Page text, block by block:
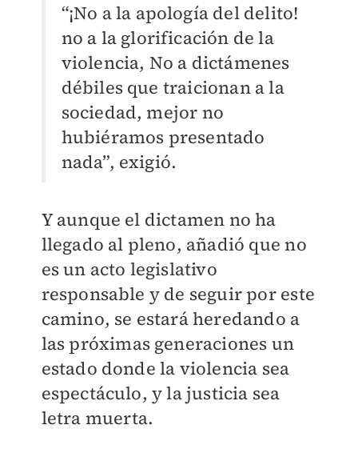
“¡No a la apología del delito!
no a la glorificación de la
violencia, No a dictámenes
débiles que traicionan a la
sociedad, mejor no
hubiéramos presentado
nada”, exigió.
Y aunque el dictamen no ha
llegado al pleno, añadió que no
es un acto legislativo
responsable y de seguir por este
camino, se estará heredando a
las próximas generaciones un
estado donde la violencia sea
espectáculo, y la justicia sea
letra muerta.